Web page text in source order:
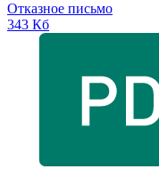
Отказное письмо
343 Кб